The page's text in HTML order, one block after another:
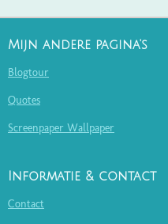
Mijn andere pagina's
Blogtour
Quotes
Screenpaper Wallpaper
Informatie & contact
Contact